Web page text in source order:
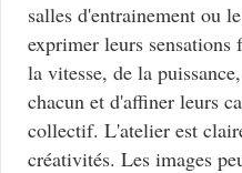
salles d'entrainement ou
exprimer leurs sensations
la vitesse, de la
chacun et d'affiner leurs
collectif. L'atelier est
créativités. Les images